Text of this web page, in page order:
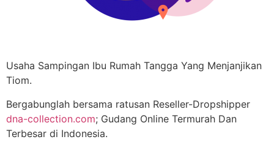
Usaha Sampingan Ibu Rumah Tangga Yang Menjanjikan
Tiom.
Bergabunglah bersama ratusan Reseller-Dropshipper
dna-collection.com; Gudang Online Termurah Dan
Terbesar di Indonesia.